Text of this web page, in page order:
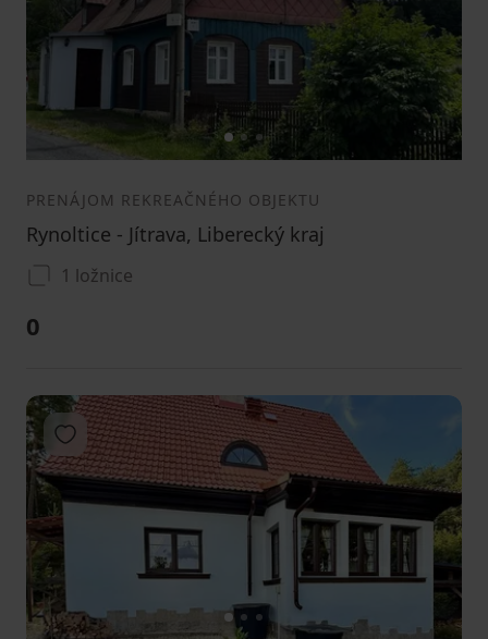
12 3
PRENÁJOM REKREAČNÉHO OBJEKTU
Rynoltice - Jítrava, Liberecký kraj
1 ložnice
0
12 3
Pridať do obľúbených